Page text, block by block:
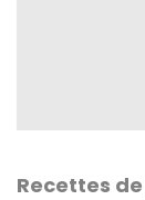
Recettes